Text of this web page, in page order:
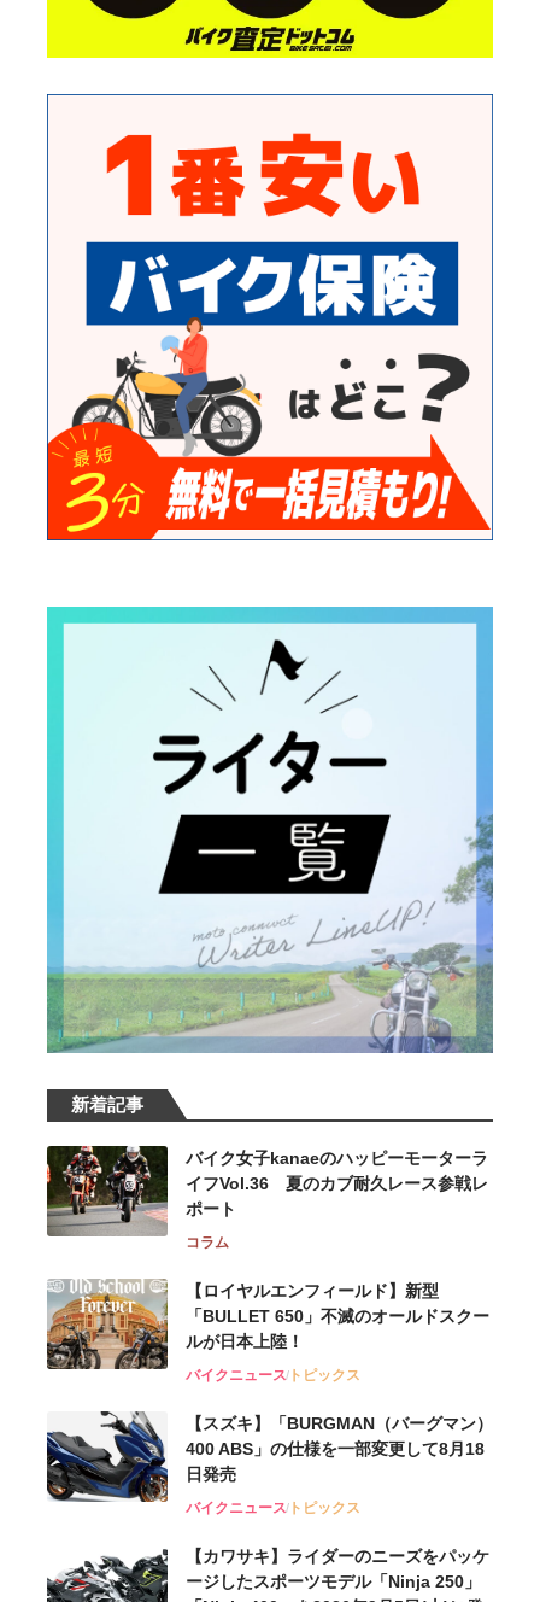
新着記事
バイク女子kanaeのハッピーモーターラ
イフVol.36 夏のカブ耐久レース参戦レ
ポート
コラム
【ロイヤルエンフィールド】新型
「BULLET 650」不滅のオールドスクー
ルが⽇本上陸！
バイクニューストピックス
【スズキ】「BURGMAN（バーグマン）
400 ABS」の仕様を一部変更して8月18
日発売
バイクニューストピックス
【カワサキ】ライダーのニーズをパッケ
ージしたスポーツモデル「Ninja 250」